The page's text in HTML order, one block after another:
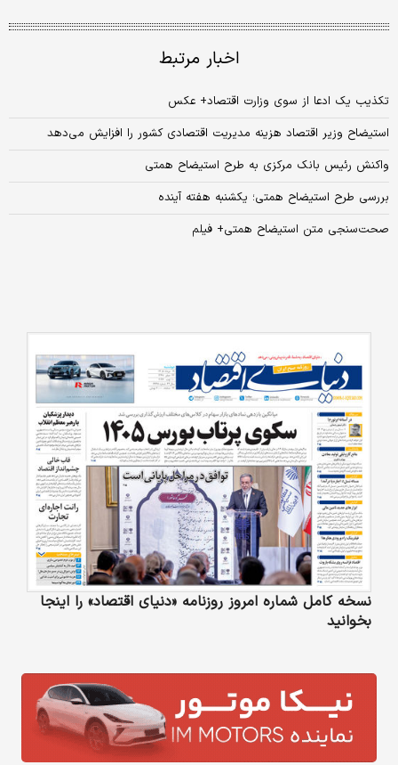
اخبار مرتبط
تکذیب یک ادعا از سوی وزارت اقتصاد+ عکس
استیضاح وزیر اقتصاد هزینه مدیریت اقتصادی کشور را افزایش می‌دهد
واکنش رئیس بانک مرکزی به طرح استیضاح همتی
بررسی طرح استیضاح همتی؛ یکشنبه هفته آینده
صحت‌سنجی متن استیضاح همتی+ فیلم
نسخه کامل شماره امروز روزنامه «دنیای‌ اقتصاد» را اینجا
بخوانید